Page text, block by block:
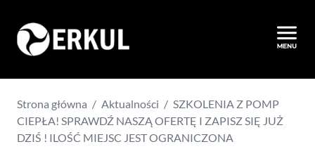
Strona główna / Aktualności / SZKOLENIA Z POMP
CIEPŁA! SPRAWDŹ NASZĄ OFERTĘ I ZAPISZ SIĘ JUŻ
DZIŚ ! ILOŚĆ MIEJSC JEST OGRANICZONA